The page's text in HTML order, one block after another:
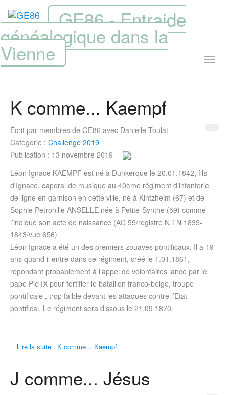
GE86 - Entraide
généalogique dans la
Vienne
K comme... Kaempf
Écrit par membres de GE86 avec Danielle Toulat
Catégorie : Challenge 2019
Publication : 13 novembre 2019
Léon Ignace KAEMPF est né à Dunkerque le 20.01.1842, fils
d’Ignace, caporal de musique au 40ème régiment d’infanterie
de ligne en garnison en cette ville, né à Kintzheim (67) et de
Sophie Petronille ANSELLE née à Petite-Synthe (59) comme
l’indique son acte de naissance (AD 59/registre N,TN 1839-
1843/vue 656)
Léon Ignace a été un des premiers zouaves pontificaux. Il a 19
ans quand il entre dans ce régiment, créé le 1.01.1861,
répondant probablement à l’appel de volontaires lancé par le
pape Pie IX pour fortifier le bataillon franco-belge, troupe
pontificale , trop faible devant les attaques contre l’Etat
pontifical. Le régiment sera dissous le 21.09.1870.
Lire la suite : K comme... Kaempf
J comme... Jésus